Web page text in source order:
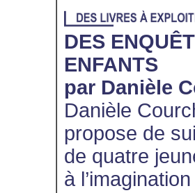
DES
ENFANTS
par Danièle
Danièle
propose de
de quatre
à